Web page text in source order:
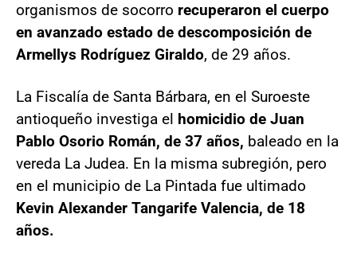
organismos de socorro recuperaron el cuerpo
en avanzado estado de descomposición de
Armellys Rodríguez Giraldo, de 29 años.
La Fiscalía de Santa Bárbara, en el Suroeste
antioqueño investiga el homicidio de Juan
Pablo Osorio Román, de 37 años, baleado en la
vereda La Judea. En la misma subregión, pero
en el municipio de La Pintada fue ultimado
Kevin Alexander Tangarife Valencia, de 18
años.